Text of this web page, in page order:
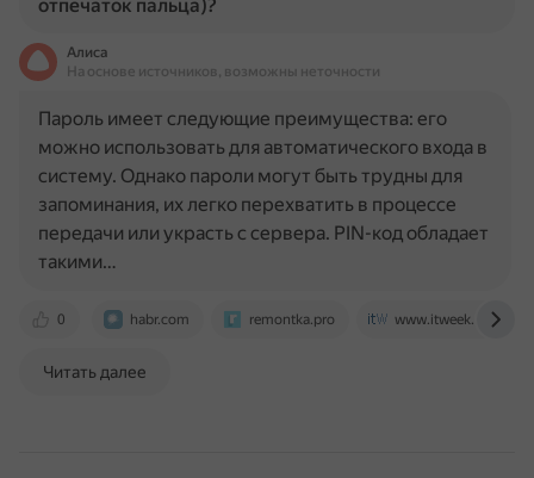
отпечаток пальца)?
Алиса
На основе источников, возможны неточности
0 habr.com remontka.pro www.itweek.ru
Пароль имеет следующие преимущества: его
можно использовать для автоматического входа в
систему. Однако пароли могут быть трудны для
запоминания, их легко перехватить в процессе
передачи или украсть с сервера. PIN-код обладает
такими…
Читать далее